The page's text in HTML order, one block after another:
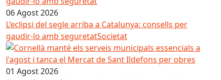
06 Agost 2026
L’eclipsi del segle arriba a Catalunya: consells per
gaudir-lo amb seguretatSocietat
01 Agost 2026